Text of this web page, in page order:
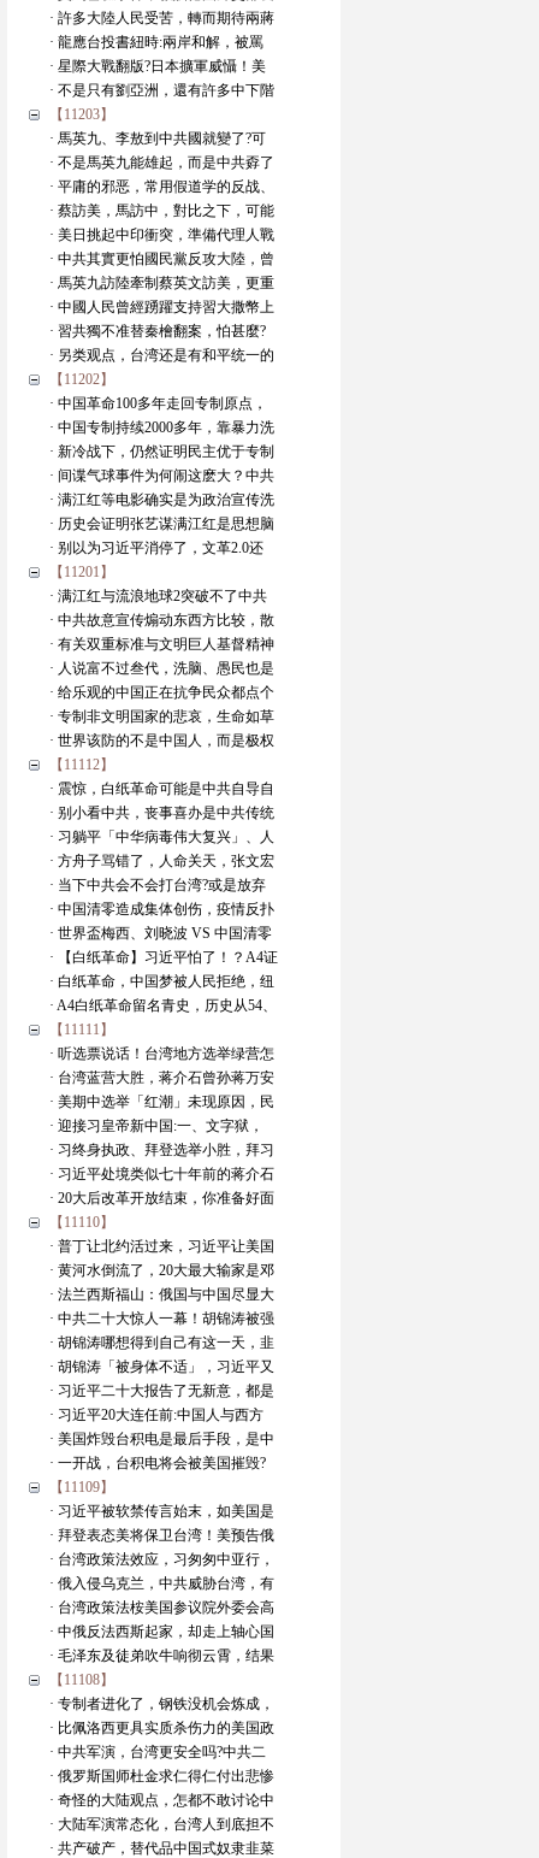
· 許多大陸人民受苦，轉而期待兩蔣
· 龍應台投書紐時:兩岸和解，被罵
· 星際大戰翻版?日本擴軍威懾！美
· 不是只有劉亞洲，還有許多中下階
【11203】
· 馬英九、李敖到中共國就變了?可
· 不是馬英九能雄起，而是中共孬了
· 平庸的邪恶，常用假道学的反战、
· 蔡訪美，馬訪中，對比之下，可能
· 美日挑起中印衝突，準備代理人戰
· 中共其實更怕國民黨反攻大陸，曾
· 馬英九訪陸牽制蔡英文訪美，更重
· 中國人民曾經踴躍支持習大撒幣上
· 習共獨不准替秦檜翻案，怕甚麼?
· 另类观点，台湾还是有和平统一的
【11202】
· 中国革命100多年走回专制原点，
· 中国专制持续2000多年，靠暴力洗
· 新冷战下，仍然证明民主优于专制
· 间谍气球事件为何闹这麽大？中共
· 满江红等电影确实是为政治宣传洗
· 历史会证明张艺谋满江红是思想脑
· 别以为习近平消停了，文革2.0还
【11201】
· 满江红与流浪地球2突破不了中共
· 中共故意宣传煽动东西方比较，散
· 有关双重标准与文明巨人基督精神
· 人说富不过叁代，洗脑、愚民也是
· 给乐观的中国正在抗争民众都点个
· 专制非文明国家的悲哀，生命如草
· 世界该防的不是中国人，而是极权
【11112】
· 震惊，白纸革命可能是中共自导自
· 别小看中共，丧事喜办是中共传统
· 习躺平「中华病毒伟大复兴」、人
· 方舟子骂错了，人命关天，张文宏
· 当下中共会不会打台湾?或是放弃
· 中国清零造成集体创伤，疫情反扑
· 世界盃梅西、刘晓波 VS 中国清零
· 【白纸革命】习近平怕了！？A4证
· 白纸革命，中国梦被人民拒绝，纽
· A4白纸革命留名青史，历史从54、
【11111】
· 听选票说话！台湾地方选举绿营怎
· 台湾蓝营大胜，蒋介石曾孙蒋万安
· 美期中选举「红潮」未现原因，民
· 迎接习皇帝新中国:一、文字狱，
· 习终身执政、拜登选举小胜，拜习
· 习近平处境类似七十年前的蒋介石
· 20大后改革开放结束，你准备好面
【11110】
· 普丁让北约活过来，习近平让美国
· 黄河水倒流了，20大最大输家是邓
· 法兰西斯福山：俄国与中国尽显大
· 中共二十大惊人一幕！胡锦涛被强
· 胡锦涛哪想得到自己有这一天，韭
· 胡锦涛「被身体不适」，习近平又
· 习近平二十大报告了无新意，都是
· 习近平20大连任前:中国人与西方
· 美国炸毁台积电是最后手段，是中
· 一开战，台积电将会被美国摧毁?
【11109】
· 习近平被软禁传言始末，如美国是
· 拜登表态美将保卫台湾！美预告俄
· 台湾政策法效应，习匆匆中亚行，
· 俄入侵乌克兰，中共威胁台湾，有
· 台湾政策法桉美国参议院外委会高
· 中俄反法西斯起家，却走上轴心国
· 毛泽东及徒弟吹牛响彻云霄，结果
【11108】
· 专制者进化了，钢铁没机会炼成，
· 比佩洛西更具实质杀伤力的美国政
· 中共军演，台湾更安全吗?中共二
· 俄罗斯国师杜金求仁得仁付出悲惨
· 奇怪的大陆观点，怎都不敢讨论中
· 大陆军演常态化，台湾人到底担不
· 共产破产，替代品中国式奴隶韭菜